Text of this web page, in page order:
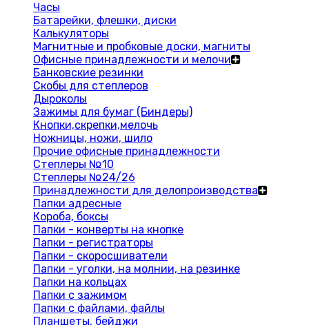
Часы
Батарейки, флешки, диски
Калькуляторы
Магнитные и пробковые доски, магниты
Офисные принадлежности и мелочи
Банковские резинки
Скобы для степлеров
Дыроколы
Зажимы для бумаг (Биндеры)
Кнопки,скрепки,мелочь
Ножницы, ножи, шило
Прочие офисные принадлежности
Степлеры №10
Степлеры №24/26
Принадлежности для делопроизводства
Папки адресные
Короба, боксы
Папки - конверты на кнопке
Папки - регистраторы
Папки - скоросшиватели
Папки - уголки, на молнии, на резинке
Папки на кольцах
Папки с зажимом
Папки с файлами, файлы
Планшеты, бейджи